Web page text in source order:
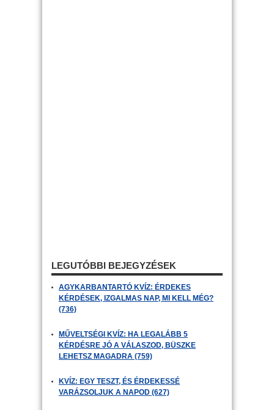
LEGUTÓBBI BEJEGYZÉSEK
AGYKARBANTARTÓ KVÍZ: ÉRDEKES
KÉRDÉSEK, IZGALMAS NAP, MI KELL MÉG?
(736)
MŰVELTSÉGI KVÍZ: HA LEGALÁBB 5
KÉRDÉSRE JÓ A VÁLASZOD, BÜSZKE
LEHETSZ MAGADRA (759)
KVÍZ: EGY TESZT, ÉS ÉRDEKESSÉ
VARÁZSOLJUK A NAPOD (627)